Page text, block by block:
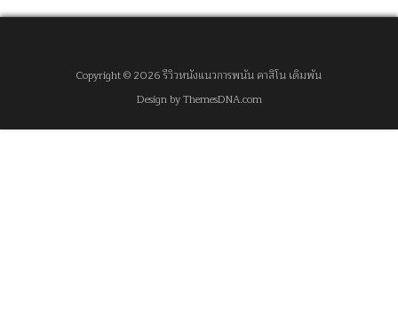
Copyright © 2026 รีวิวหนังแนวการพนัน คาสิโน เดิมพัน
Design by ThemesDNA.com